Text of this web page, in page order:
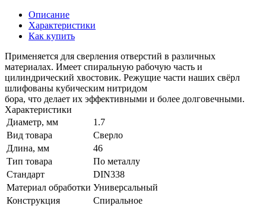
Описание
Характеристики
Как купить
Применяется для сверления отверстий в различных
материалах. Имеет спиральную рабочую часть и
цилиндрический хвостовик. Режущие части наших свёрл
шлифованы кубическим нитридом
бора, что делает их эффективными и более долговечными.
Характеристики
Диаметр, мм
1.7
Вид товара
Сверло
Длина, мм
46
Тип товара
По металлу
Стандарт
DIN338
Материал обработки Универсальный
Конструкция
Спиральное